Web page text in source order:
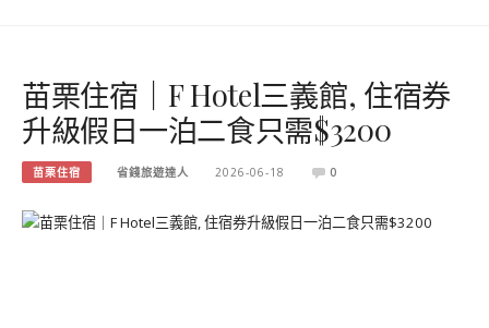
苗栗住宿｜F Hotel三義館, 住宿券
升級假日一泊二食只需$3200
苗栗住宿 省錢旅遊達人 2026-06-18 0